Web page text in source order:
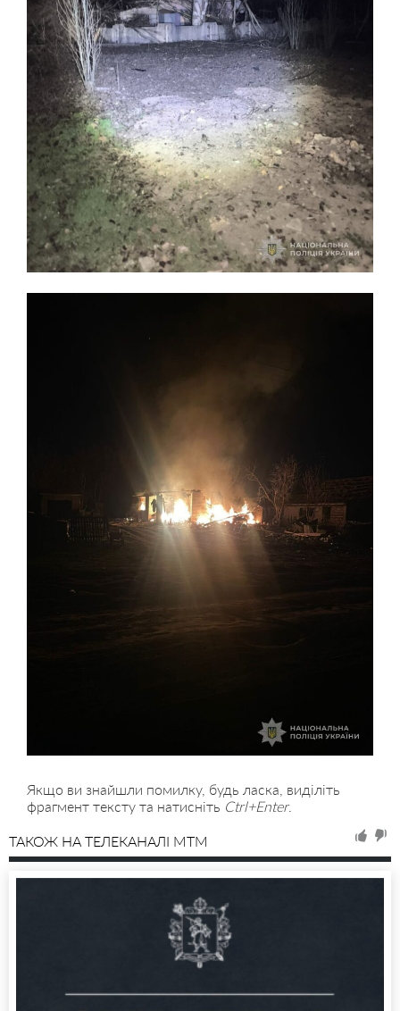
Якщо ви знайшли помилку, будь ласка, виділіть
фрагмент тексту та натисніть Ctrl+Enter.
ТАКОЖ НА ТЕЛЕКАНАЛІ MTM